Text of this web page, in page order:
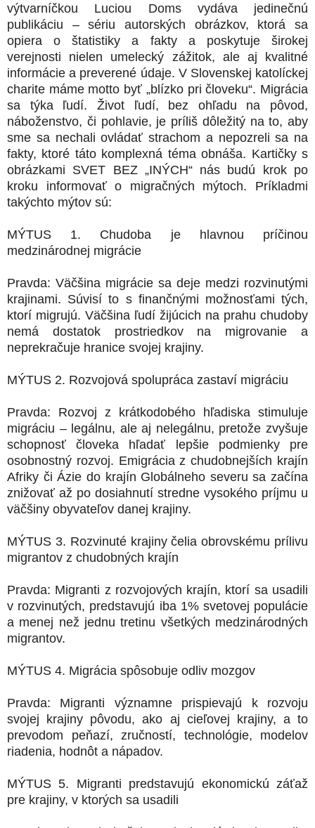
výtvarníčkou Luciou Doms vydáva jedinečnú
publikáciu – sériu autorských obrázkov, ktorá sa
opiera o štatistiky a fakty a poskytuje širokej
verejnosti nielen umelecký zážitok, ale aj kvalitné
informácie a preverené údaje. V Slovenskej katolíckej
charite máme motto byť „blízko pri človeku“. Migrácia
sa týka ľudí. Život ľudí, bez ohľadu na pôvod,
náboženstvo, či pohlavie, je príliš dôležitý na to, aby
sme sa nechali ovládať strachom a nepozreli sa na
fakty, ktoré táto komplexná téma obnáša. Kartičky s
obrázkami SVET BEZ „INÝCH“ nás budú krok po
kroku informovať o migračných mýtoch. Príkladmi
takýchto mýtov sú:
MÝTUS 1. Chudoba je hlavnou príčinou
medzinárodnej migrácie
Pravda: Väčšina migrácie sa deje medzi rozvinutými
krajinami. Súvisí to s finančnými možnosťami tých,
ktorí migrujú. Väčšina ľudí žijúcich na prahu chudoby
nemá dostatok prostriedkov na migrovanie a
neprekračuje hranice svojej krajiny.
MÝTUS 2. Rozvojová spolupráca zastaví migráciu
Pravda: Rozvoj z krátkodobého hľadiska stimuluje
migráciu – legálnu, ale aj nelegálnu, pretože zvyšuje
schopnosť človeka hľadať lepšie podmienky pre
osobnostný rozvoj. Emigrácia z chudobnejších krajín
Afriky či Ázie do krajín Globálneho severu sa začína
znižovať až po dosiahnutí stredne vysokého príjmu u
väčšiny obyvateľov danej krajiny.
MÝTUS 3. Rozvinuté krajiny čelia obrovskému prílivu
migrantov z chudobných krajín
Pravda: Migranti z rozvojových krajín, ktorí sa usadili
v rozvinutých, predstavujú iba 1% svetovej populácie
a menej než jednu tretinu všetkých medzinárodných
migrantov.
MÝTUS 4. Migrácia spôsobuje odliv mozgov
Pravda: Migranti významne prispievajú k rozvoju
svojej krajiny pôvodu, ako aj cieľovej krajiny, a to
prevodom peňazí, zručností, technológie, modelov
riadenia, hodnôt a nápadov.
MÝTUS 5. Migranti predstavujú ekonomickú záťaž
pre krajiny, v ktorých sa usadili